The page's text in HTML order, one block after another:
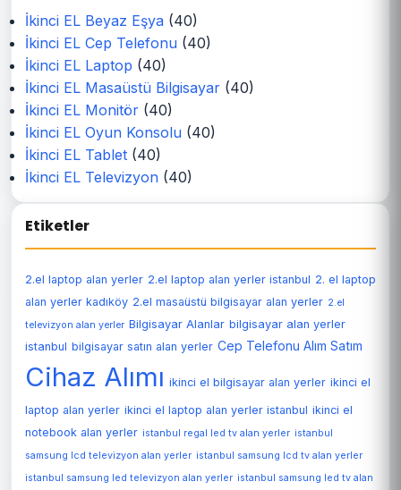
İkinci EL Beyaz Eşya (40)
İkinci EL Cep Telefonu (40)
İkinci EL Laptop (40)
İkinci EL Masaüstü Bilgisayar (40)
İkinci EL Monitör (40)
İkinci EL Oyun Konsolu (40)
İkinci EL Tablet (40)
İkinci EL Televizyon (40)
Etiketler
2.el laptop alan yerler 2.el laptop alan yerler istanbul 2. el laptop
alan yerler kadıköy 2.el masaüstü bilgisayar alan yerler 2.el
televizyon alan yerler Bilgisayar Alanlar bilgisayar alan yerler
istanbul bilgisayar satın alan yerler Cep Telefonu Alım Satım
Cihaz Alımı ikinci el bilgisayar alan yerler ikinci el
laptop alan yerler ikinci el laptop alan yerler istanbul ikinci el
notebook alan yerler istanbul regal led tv alan yerler istanbul
samsung lcd televizyon alan yerler istanbul samsung lcd tv alan yerler
istanbul samsung led televizyon alan yerler istanbul samsung led tv alan